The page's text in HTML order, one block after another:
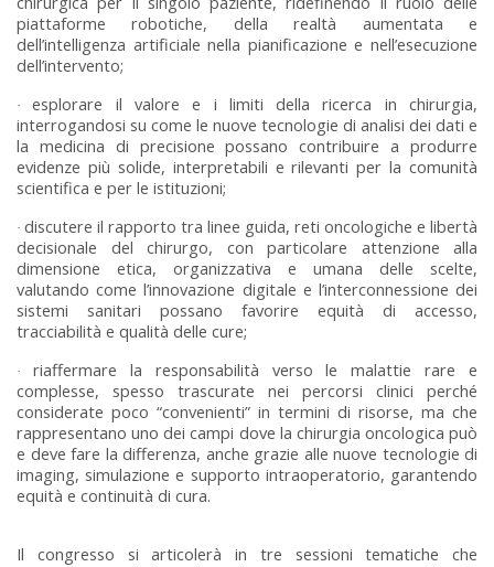
piattaforme robotiche, della realtà aumentata e
dell’intelligenza artificiale nella pianificazione e nell’esecuzione
dell’intervento;
·esplorare il valore e i limiti della ricerca in chirurgia,
interrogandosi su come le nuove tecnologie di analisi dei dati e
la medicina di precisione possano contribuire a produrre
evidenze più solide, interpretabili e rilevanti per la comunità
scientifica e per le istituzioni;
· discutere il rapporto tra linee guida, reti oncologiche e libertà
decisionale del chirurgo, con particolare attenzione alla
dimensione etica, organizzativa e umana delle scelte,
valutando come l’innovazione digitale e l’interconnessione dei
sistemi sanitari possano favorire equità di accesso,
tracciabilità e qualità delle cure;
· riaffermare la responsabilità verso le malattie rare e
complesse, spesso trascurate nei percorsi clinici perché
considerate poco “convenienti” in termini di risorse, ma che
rappresentano uno dei campi dove la chirurgia oncologica può
e deve fare la differenza, anche grazie alle nuove tecnologie di
imaging, simulazione e supporto intraoperatorio, garantendo
equità e continuità di cura.
Il congresso si articolerà in tre sessioni tematiche che